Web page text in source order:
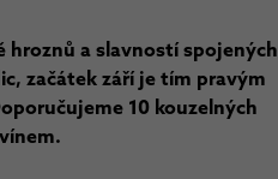
hroznů a slavností spojených
začátek září je tím pravým
10 kouzelných